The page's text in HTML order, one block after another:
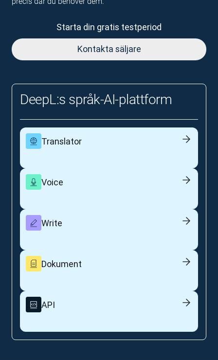
Starta din gratis testperiod
Kontakta säljare
DeepL:s språk-AI-plattform
Translator
Voice
Write
Dokument
API